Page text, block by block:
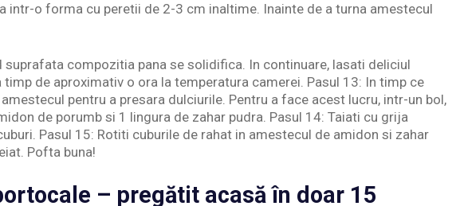
intr-o forma cu peretii de 2-3 cm inaltime. Inainte de a turna amestecul
compozitia pana se solidifica. In continuare, lasati deliciul
de aproximativ o ora la temperatura camerei. Pasul 13: In timp ce
pentru a presara dulciurile. Pentru a face acest lucru, intr-un bol,
de porumb si 1 lingura de zahar pudra. Pasul 14: Taiati cu grija
Pasul 15: Rotiti cuburile de rahat in amestecul de amidon si zahar
Pofta buna!
– pregătit acasă în doar 15